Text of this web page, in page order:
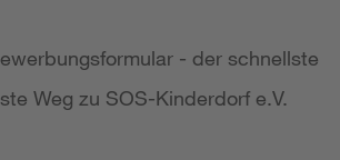
- der schnellste
Weg zu SOS-Kinderdorf e.V.